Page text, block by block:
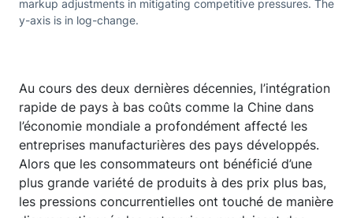
markup adjustments in mitigating competitive pressures. The
y-axis is in log-change.
Au cours des deux dernières décennies, l’intégration
rapide de pays à bas coûts comme la Chine dans
l’économie mondiale a profondément affecté les
entreprises manufacturières des pays développés.
Alors que les consommateurs ont bénéficié d’une
plus grande variété de produits à des prix plus bas,
les pressions concurrentielles ont touché de manière